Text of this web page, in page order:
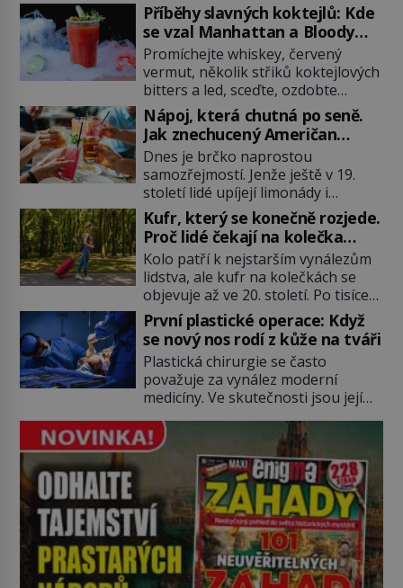
Příběhy slavných koktejlů: Kde
se vzal Manhattan a Bloody
Mary?
Promíchejte whiskey, červený
vermut, několik střiků koktejlových
bitters a led, sceďte, ozdobte
koktejlovou třešinkou a tadá…
Manhattan je tu! A pokud to má být
skutečně on, dejte si pozor, ať
místo klasické americké rye
whiskey či klidně bourbonu
nepoužijete skotskou whisku. Co
se stane? Inu, koktejl bude stále
skvělý, ale už to nebude
Manhattan ale […]
Nápoj, která chutná po seně.
Jak znechucený Američan
vymyslel brčko
Dnes je brčko naprostou
samozřejmostí. Jenže ještě v 19.
století lidé upíjejí limonády i
koktejly dutými stébly žita nebo
žitné slámy. Fungují sice dobře,
mají ale jednu nepříjemnou
vlastnost po chvíli se rozmáčejí a
nápoji dodávají travnatou příchuť.
Právě tahle drobná nepříjemnost
přivede amerického výrobce
cigaretových náustků k nápadu,
který změní způsob pití po celém
[…]
Kufr, který se konečně rozjede.
Proč lidé čekají na kolečka
téměř pět tisíc let?
Kolo patří k nejstarším vynálezům
lidstva, ale kufr na kolečkách se
objevuje až ve 20. století. Po tisíce
let lidé vláčejí těžká zavazadla v
rukou, na zádech nebo je nakládají
na povozy. Stačí přitom jediný
nápad, připevnit ke kufru kolečka.
Jenže právě ten nikdo dlouho
nedostane. Až jednou se na letišti
ozve věta, která změní […]
První plastické operace: Když
se nový nos rodí z kůže na tváři
Plastická chirurgie se často
považuje za vynález moderní
medicíny. Ve skutečnosti jsou její
tisíce let. V dobách, kdy ještě
neexistují antibiotika ani anestezie,
se odvážní lékaři pokoušejí vracet
lidem tváře znetvořené válkou,
tresty nebo nehodami. Jejich
metody jsou překvapivě
promyšlené a některé principy
používají chirurgové dodnes. Úplně
první […]